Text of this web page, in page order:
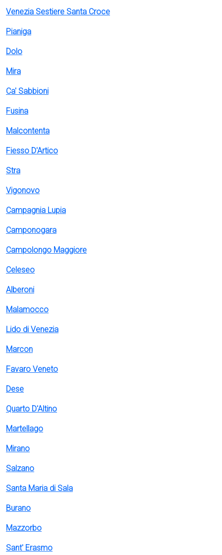
Venezia Sestiere Santa Croce
Pianiga
Dolo
Mira
Ca' Sabbioni
Fusina
Malcontenta
Fiesso D'Artico
Stra
Vigonovo
Campagnia Lupia
Camponogara
Campolongo Maggiore
Celeseo
Alberoni
Malamocco
Lido di Venezia
Marcon
Favaro Veneto
Dese
Quarto D'Altino
Martellago
Mirano
Salzano
Santa Maria di Sala
Burano
Mazzorbo
Sant' Erasmo